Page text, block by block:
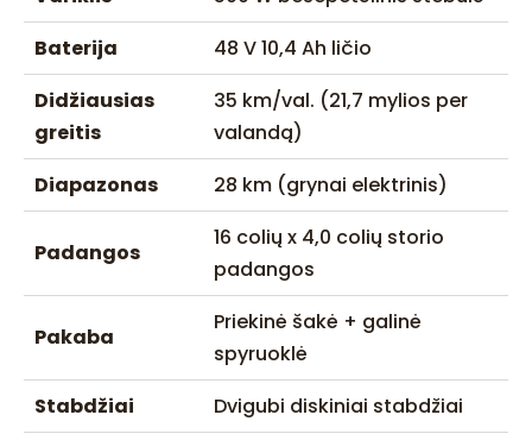
Baterija
48 V 10,4 Ah ličio
Didžiausias
greitis
35 km/val. (21,7 mylios per
valandą)
Diapazonas
28 km (grynai elektrinis)
Padangos
16 colių x 4,0 colių storio
padangos
Pakaba
Priekinė šakė + galinė
spyruoklė
Stabdžiai
Dvigubi diskiniai stabdžiai